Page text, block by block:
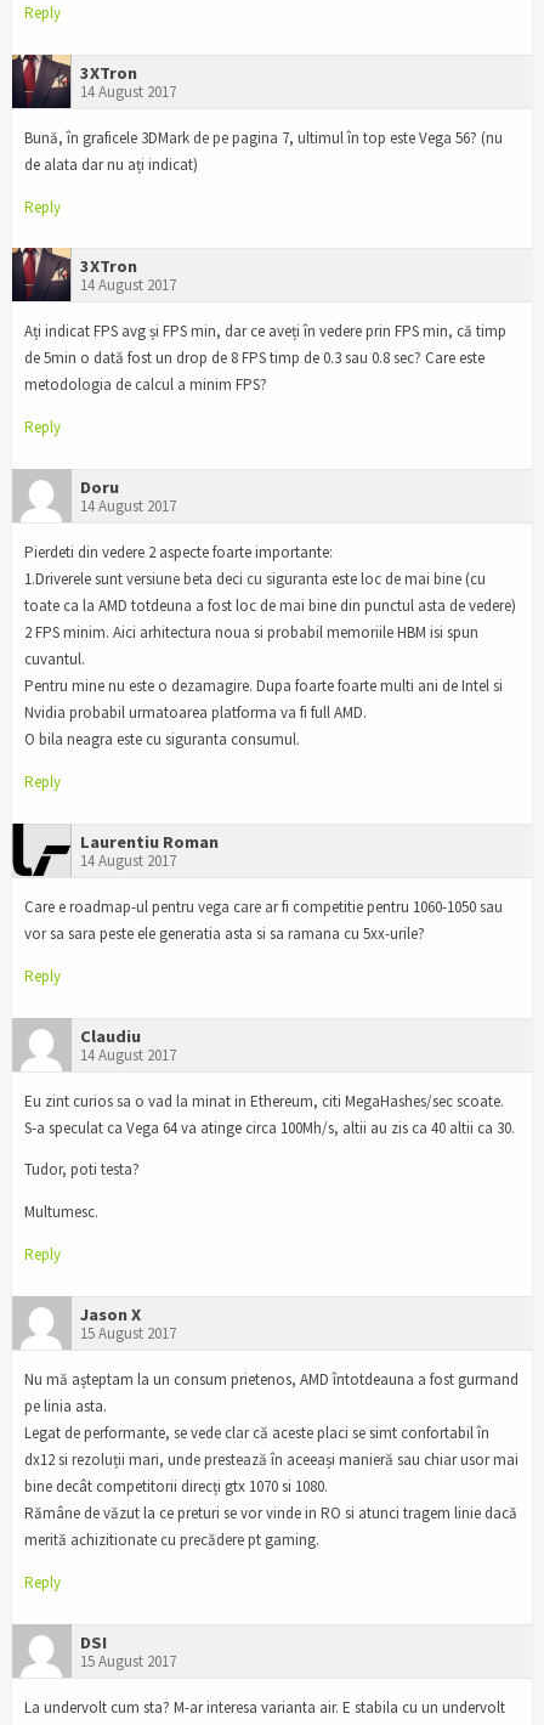
Reply
3XTron
14 August 2017
Bună, în graficele 3DMark de pe pagina 7, ultimul în top este Vega 56? (nu
de alata dar nu ați indicat)
Reply
3XTron
14 August 2017
Ați indicat FPS avg și FPS min, dar ce aveți în vedere prin FPS min, că timp
de 5min o dată fost un drop de 8 FPS timp de 0.3 sau 0.8 sec? Care este
metodologia de calcul a minim FPS?
Reply
Doru
14 August 2017
Pierdeti din vedere 2 aspecte foarte importante:
1.Driverele sunt versiune beta deci cu siguranta este loc de mai bine (cu
toate ca la AMD totdeuna a fost loc de mai bine din punctul asta de vedere)
2 FPS minim. Aici arhitectura noua si probabil memoriile HBM isi spun
cuvantul.
Pentru mine nu este o dezamagire. Dupa foarte foarte multi ani de Intel si
Nvidia probabil urmatoarea platforma va fi full AMD.
O bila neagra este cu siguranta consumul.
Reply
Laurentiu Roman
14 August 2017
Care e roadmap-ul pentru vega care ar fi competitie pentru 1060-1050 sau
vor sa sara peste ele generatia asta si sa ramana cu 5xx-urile?
Reply
Claudiu
14 August 2017
Eu zint curios sa o vad la minat in Ethereum, citi MegaHashes/sec scoate.
S-a speculat ca Vega 64 va atinge circa 100Mh/s, altii au zis ca 40 altii ca 30.
Tudor, poti testa?
Multumesc.
Reply
Jason X
15 August 2017
Nu mă așteptam la un consum prietenos, AMD întotdeauna a fost gurmand
pe linia asta.
Legat de performante, se vede clar că aceste placi se simt confortabil în
dx12 si rezoluții mari, unde prestează în aceeași manieră sau chiar usor mai
bine decât competitorii direcți gtx 1070 si 1080.
Rămâne de văzut la ce preturi se vor vinde in RO si atunci tragem linie dacă
merită achizitionate cu precădere pt gaming.
Reply
DSI
15 August 2017
La undervolt cum sta? M-ar interesa varianta air. E stabila cu un undervolt